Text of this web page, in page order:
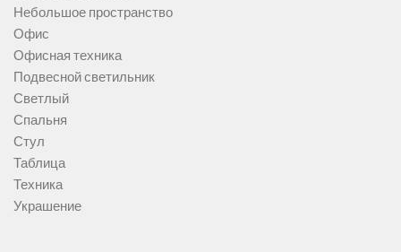
Небольшое пространство
Офис
Офисная техника
Подвесной светильник
Светлый
Спальня
Стул
Таблица
Техника
Украшение